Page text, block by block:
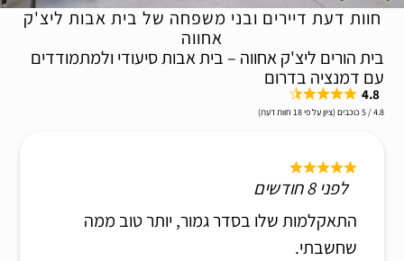
חוות דעת דיירים ובני משפחה של בית אבות ליצ'ק
אחווה
בית הורים ליצ'ק אחווה – בית אבות סיעודי ולמתמודדים
עם דמנציה בדרום
4.8
4.8 / 5 כוכבים (ציון על פי 18 חוות דעת)
לפני 8 חודשים
התאקלמות שלו בסדר גמור, יותר טוב ממה
שחשבתי.